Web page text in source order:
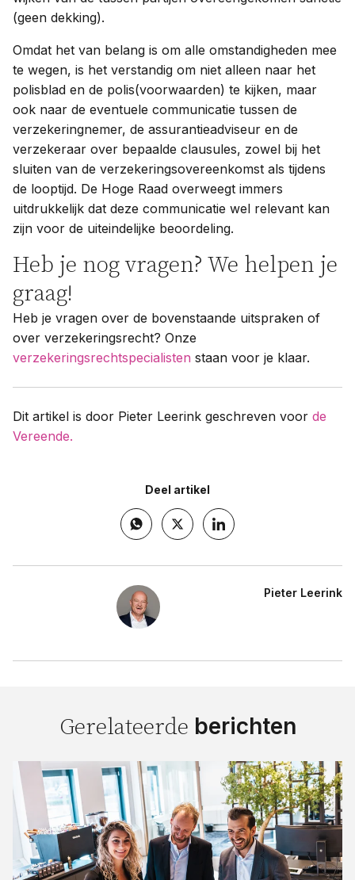
(geen dekking).
Omdat het van belang is om alle omstandigheden mee
te wegen, is het verstandig om niet alleen naar het
polisblad en de polis(voorwaarden) te kijken, maar
ook naar de eventuele communicatie tussen de
verzekeringnemer, de assurantieadviseur en de
verzekeraar over bepaalde clausules, zowel bij het
sluiten van de verzekeringsovereenkomst als tijdens
de looptijd. De Hoge Raad overweegt immers
uitdrukkelijk dat deze communicatie wel relevant kan
zijn voor de uiteindelijke beoordeling.
Heb je nog vragen? We helpen je
graag!
Heb je vragen over de bovenstaande uitspraken of
over verzekeringsrecht? Onze
verzekeringsrechtspecialisten staan voor je klaar.
Dit artikel is door Pieter Leerink geschreven voor de
Vereende.
Deel artikel
Pieter Leerink
Gerelateerde berichten